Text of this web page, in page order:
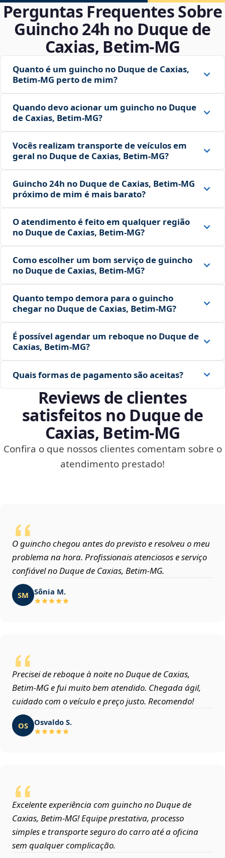
Perguntas Frequentes Sobre
Guincho 24h no Duque de
Caxias, Betim‑MG
Quanto é um guincho no Duque de Caxias,
Betim‑MG perto de mim?
Quando devo acionar um guincho no Duque
de Caxias, Betim‑MG?
Vocês realizam transporte de veículos em
geral no Duque de Caxias, Betim‑MG?
Guincho 24h no Duque de Caxias, Betim‑MG
próximo de mim é mais barato?
O atendimento é feito em qualquer região
no Duque de Caxias, Betim‑MG?
Como escolher um bom serviço de guincho
no Duque de Caxias, Betim‑MG?
Quanto tempo demora para o guincho
chegar no Duque de Caxias, Betim‑MG?
É possível agendar um reboque no Duque de
Caxias, Betim‑MG?
Quais formas de pagamento são aceitas?
Reviews de clientes
satisfeitos no Duque de
Caxias, Betim‑MG
Confira o que nossos clientes comentam sobre o
atendimento prestado!
O guincho chegou antes do previsto e resolveu o meu
problema na hora. Profissionais atenciosos e serviço
confiável no Duque de Caxias, Betim‑MG.
SM Sônia M.
Precisei de reboque à noite no Duque de Caxias,
Betim‑MG e fui muito bem atendido. Chegada ágil,
cuidado com o veículo e preço justo. Recomendo!
OS Osvaldo S.
Excelente experiência com guincho no Duque de
Caxias, Betim‑MG! Equipe prestativa, processo
simples e transporte seguro do carro até a oficina
sem qualquer complicação.